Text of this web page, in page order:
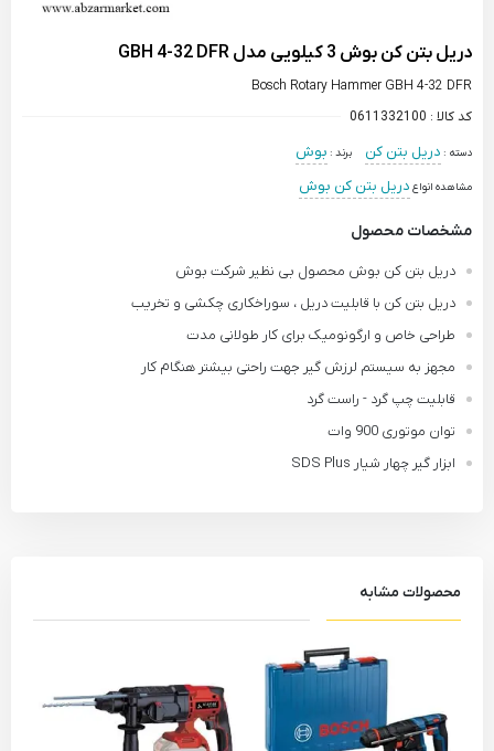
دریل بتن کن بوش 3 کیلویی مدل GBH 4-32 DFR
Bosch Rotary Hammer GBH 4-32 DFR
کد کالا : 0611332100
دسته : دریل بتن کن برند : بوش
مشاهده انواع دریل بتن کن بوش
مشخصات محصول
دریل بتن کن بوش محصول بی نظیر شرکت بوش
دریل بتن کن با قابلیت دریل ، سوراخکاری چکشی و تخریب
طراحی خاص و ارگونومیک برای کار طولانی مدت
مجهز به سیستم لرزش گیر جهت راحتی بیشتر هنگام کار
قابلیت چپ گرد - راست گرد
توان موتوری 900 وات
ابزار گیر چهار شیار SDS Plus
محصولات مشابه